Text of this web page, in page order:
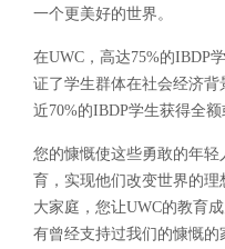
一个更美好的世界。
在UWC，高达75%的IBDP
证了学生群体在社会经济
近70%的IBDP学生获得全额
您的慷慨使这些勇敢的年
育，实现他们改变世界的
大家庭，您让UWC的教育
有曾经支持过我们的慷慨